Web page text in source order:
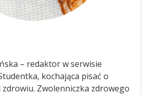
– redaktor w serwisie
kochająca pisać o
Zwolenniczka zdrowego